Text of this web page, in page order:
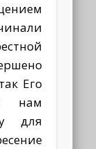
Его
нам
для